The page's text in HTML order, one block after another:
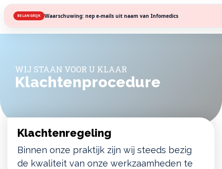
BELANGRIJK Waarschuwing: nep e-mails uit naam van Infomedics
WIJ STAAN VOOR U KLAAR
Klachtenprocedure
Klachtenregeling
Binnen onze praktijk zijn wij steeds bezig
de kwaliteit van onze werkzaamheden te